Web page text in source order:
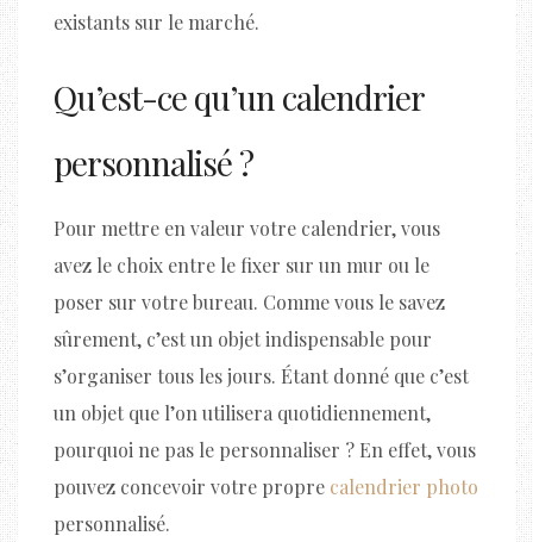
existants sur le marché.
Qu’est-ce qu’un calendrier
personnalisé ?
Pour mettre en valeur votre calendrier, vous
avez le choix entre le fixer sur un mur ou le
poser sur votre bureau. Comme vous le savez
sûrement, c’est un objet indispensable pour
s’organiser tous les jours. Étant donné que c’est
un objet que l’on utilisera quotidiennement,
pourquoi ne pas le personnaliser ? En effet, vous
pouvez concevoir votre propre calendrier photo
personnalisé.